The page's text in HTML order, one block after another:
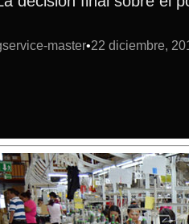
master 22 diciembre,